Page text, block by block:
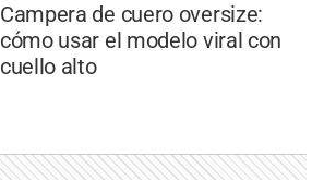
Campera de cuero oversize:
cómo usar el modelo viral con
cuello alto